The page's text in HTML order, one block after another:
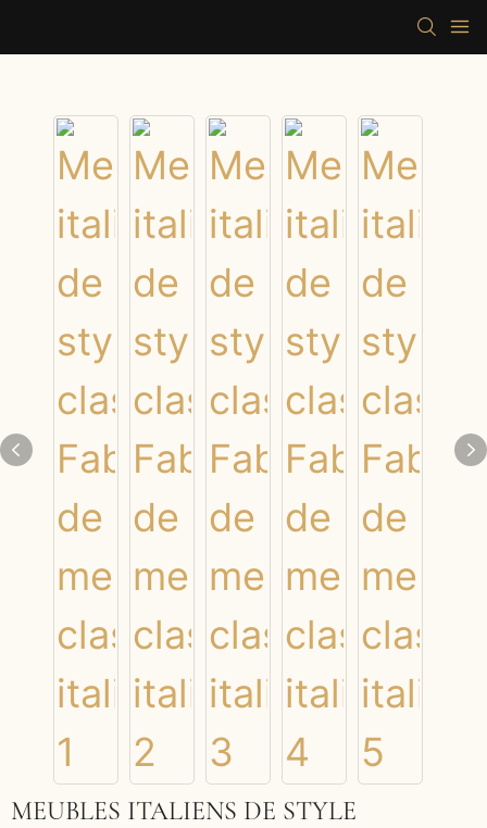
MEUBLES ITALIENS DE STYLE